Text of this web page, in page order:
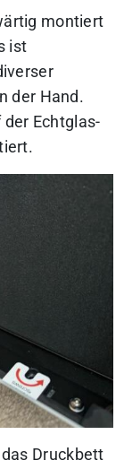
montiert
ist
der Hand.
Echtglas-
Druckbett